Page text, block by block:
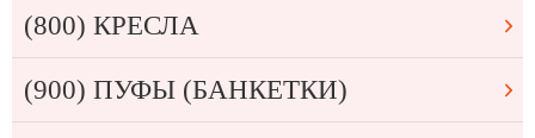
(800) КРЕСЛА
(900) ПУФЫ (БАНКЕТКИ)